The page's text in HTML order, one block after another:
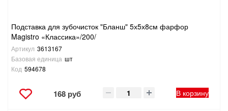
Подставка для зубочисток "Бланш" 5х5х8см фарфор
Magistro «Классика»/200/
Артикул 3613167
Базовая единица шт
Код 594678
168 руб В корзину